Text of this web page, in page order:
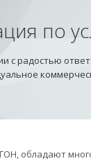
по
радостью
обладают